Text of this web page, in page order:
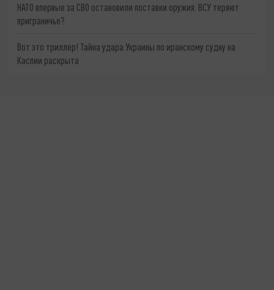
НАТО впервые за СВО остановили поставки оружия. ВСУ теряют
приграничье?
Вот это триллер! Тайна удара Украины по иранскому судну на
Каспии раскрыта